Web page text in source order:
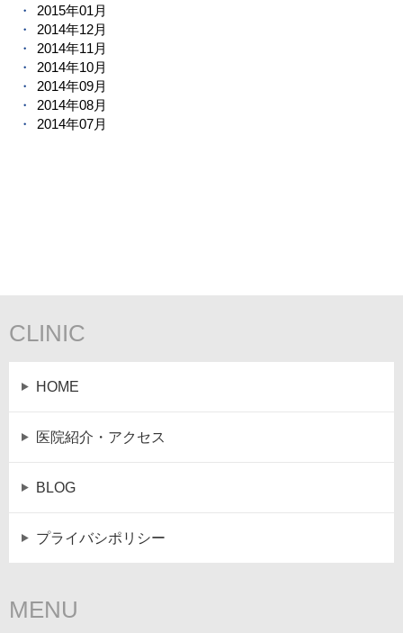
2015年01月
2014年12月
2014年11月
2014年10月
2014年09月
2014年08月
2014年07月
CLINIC
HOME
医院紹介・アクセス
BLOG
プライバシポリシー
MENU